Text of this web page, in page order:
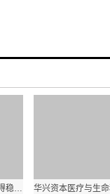
世界简讯:三大业务均取得稳步增长，圆心科技上市指日可待